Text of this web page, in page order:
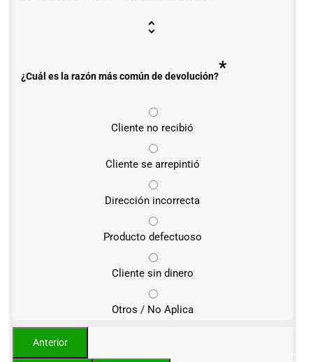
¿Cuál es la razón más común de devolución?*
Cliente no recibió
Cliente se arrepintió
Dirección incorrecta
Producto defectuoso
Cliente sin dinero
Otros / No Aplica